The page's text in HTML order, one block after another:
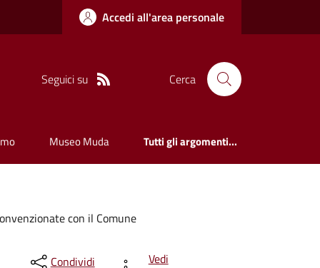
Accedi all'area personale
Seguici su Cerca
Museo Muda Tutti gli argomenti...
con il Comune
Condividi
Vedi